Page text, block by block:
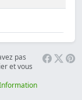
pas
et vous